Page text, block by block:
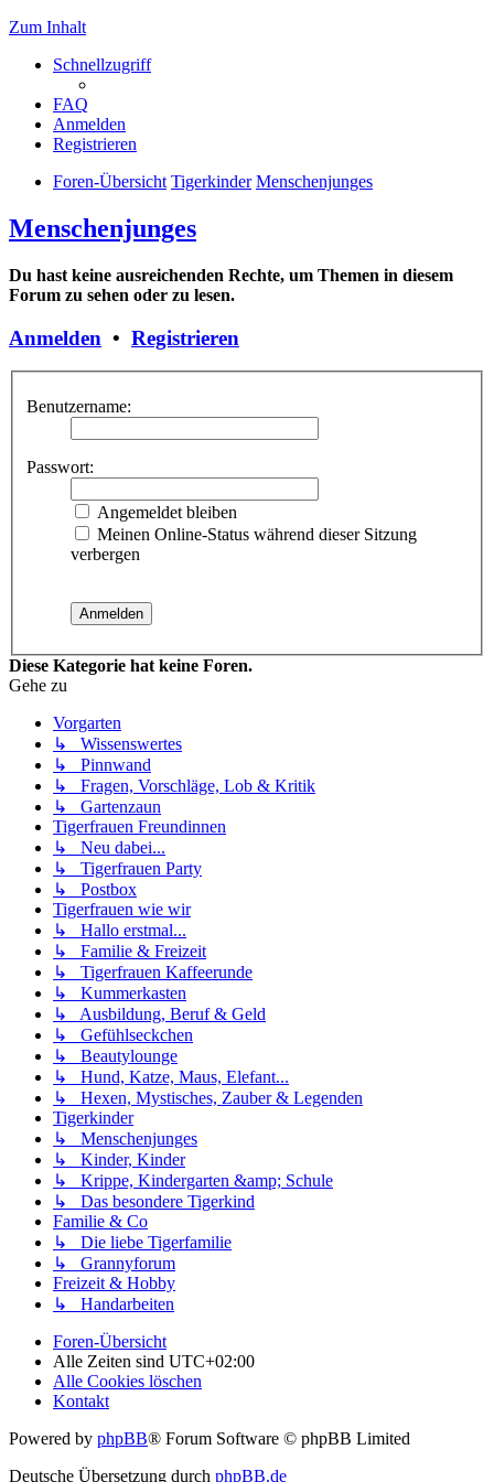
Zum Inhalt
Schnellzugriff
FAQ
Anmelden
Registrieren
Foren-Übersicht Tigerkinder Menschenjunges
Menschenjunges
Du hast keine ausreichenden Rechte, um Themen in diesem
Forum zu sehen oder zu lesen.
Anmelden • Registrieren
Benutzername:
Passwort:
Angemeldet bleiben
Meinen Online-Status während dieser Sitzung
verbergen
Diese Kategorie hat keine Foren.
Gehe zu
Vorgarten
↳ Wissenswertes
↳ Pinnwand
↳ Fragen, Vorschläge, Lob & Kritik
↳ Gartenzaun
Tigerfrauen Freundinnen
↳ Neu dabei...
↳ Tigerfrauen Party
↳ Postbox
Tigerfrauen wie wir
↳ Hallo erstmal...
↳ Familie & Freizeit
↳ Tigerfrauen Kaffeerunde
↳ Kummerkasten
↳ Ausbildung, Beruf & Geld
↳ Gefühlseckchen
↳ Beautylounge
↳ Hund, Katze, Maus, Elefant...
↳ Hexen, Mystisches, Zauber & Legenden
Tigerkinder
↳ Menschenjunges
↳ Kinder, Kinder
↳ Krippe, Kindergarten &amp; Schule
↳ Das besondere Tigerkind
Familie & Co
↳ Die liebe Tigerfamilie
↳ Grannyforum
Freizeit & Hobby
↳ Handarbeiten
Foren-Übersicht
Alle Zeiten sind UTC+02:00
Alle Cookies löschen
Kontakt
Powered by phpBB® Forum Software © phpBB Limited
Deutsche Übersetzung durch phpBB.de